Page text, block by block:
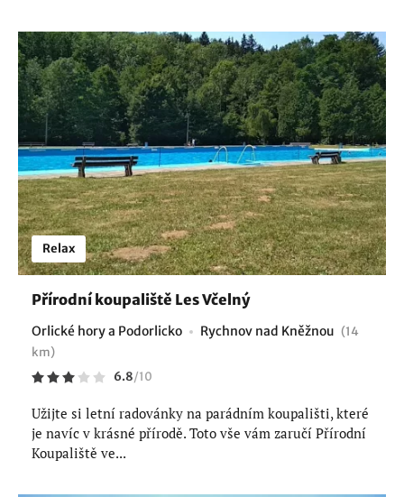
Relax
Přírodní koupaliště Les Včelný
Orlické hory a Podorlicko Rychnov nad Kněžnou (14
km)
6.8/10
Užijte si letní radovánky na parádním koupališti, které
je navíc v krásné přírodě. Toto vše vám zaručí Přírodní
Koupaliště ve...